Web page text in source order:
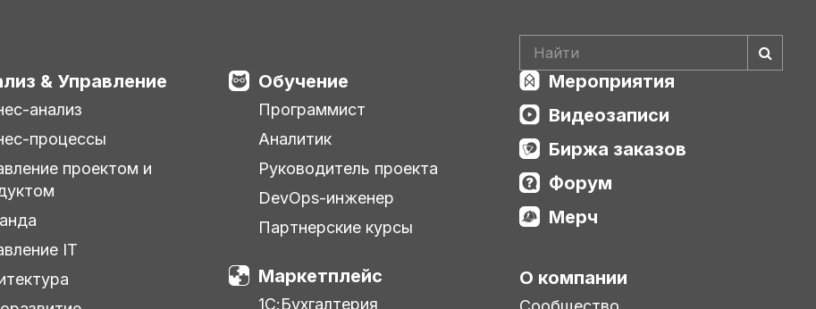
& Управление
анализ
процессы
проектом и
IT
Обучение
Программист
Аналитик
Руководитель проекта
DevOps-инженер
Партнерские курсы
Маркетплейс
1С:Бухгалтерия
Мероприятия
Видеозаписи
Биржа заказов
Форум
Мерч
О компании